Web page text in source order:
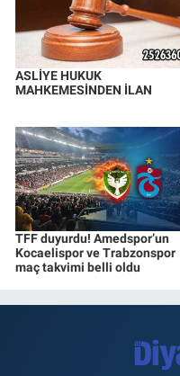
ASLİYE HUKUK
MAHKEMESİNDEN İLAN
TFF duyurdu! Amedspor’un
Kocaelispor ve Trabzonspor
maç takvimi belli oldu